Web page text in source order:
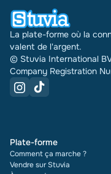
La plate-forme où la
valent de l'argent.
© Stuvia International
Company Registration
Plate-forme
Comment ça marche ?
Vendre sur Stuvia